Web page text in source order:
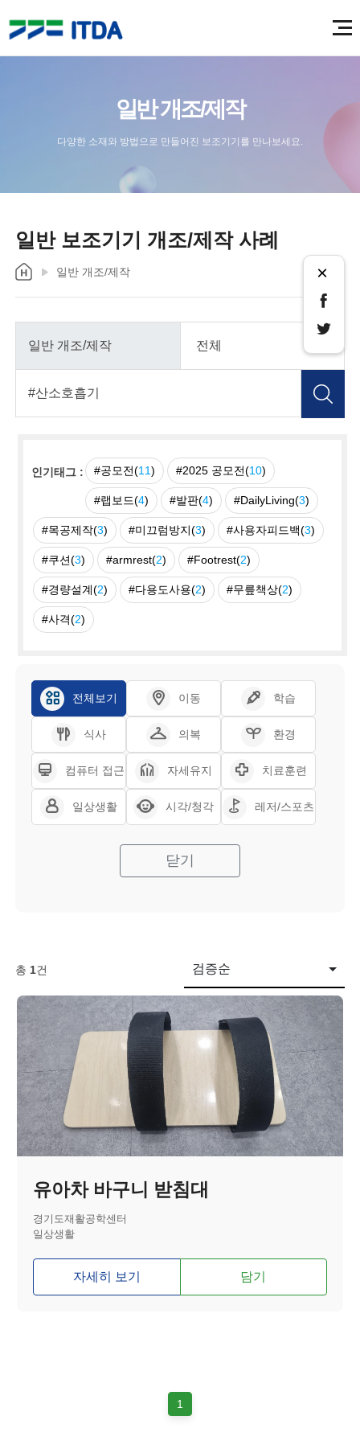
일반 개조/제작
다양한 소재와 방법으로 만들어진 보조기기를 만나보세요.
일반 보조기기 개조/제작 사례
일반 개조/제작 ×
인기태그 : #공모전(11) #2025 공모전(10)
#랩보드(4) #발판(4) #DailyLiving(3)
#목공제작(3) #미끄럼방지(3) #사용자피드백(3)
#쿠션(3) #armrest(2) #Footrest(2)
#경량설계(2) #다용도사용(2) #무릎책상(2)
#사격(2)
전체보기 이동 학습
식사 의복 환경
컴퓨터 접근 자세유지 치료훈련
일상생활 시각/청각 레저/스포츠
닫기
총 1건 검증순
유아차 바구니 받침대
경기도재활공학센터
일상생활
자세히 보기 담기
1